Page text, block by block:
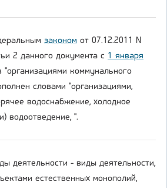
законом от 07.12.2011 N
2 данного документа с 1 января
"организациями коммунального
словами "организациями,
водоснабжение, холодное
водоотведение, ".
деятельности - виды деятельности,
естественных монополий,